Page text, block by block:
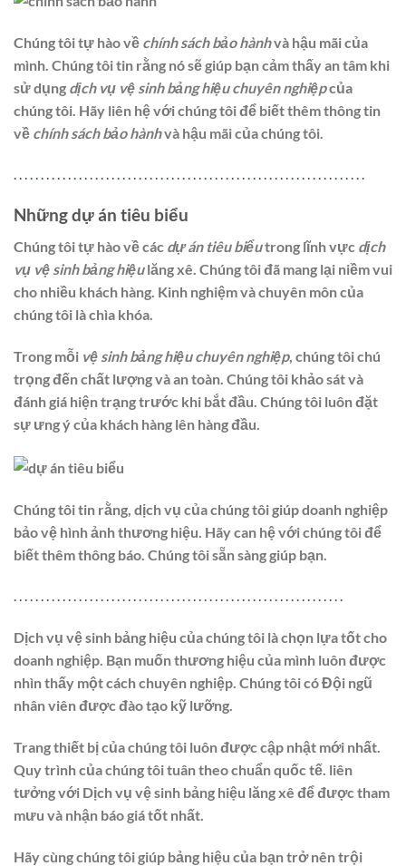
Chúng tôi tự hào về chính sách bảo hànhvà hậu mãi của
mình. Chúng tôi tin rằng nó sẽ giúp bạn cảm thấy an tâm khi
sử dụng dịch vụ vệ sinh bảng hiệu chuyên nghiệpcủa
chúng tôi. Hãy liên hệ với chúng tôi để biết thêm thông tin
về chính sách bảo hànhvà hậu mãi của chúng tôi.
.................................................................
Những dự án tiêu biểu
Chúng tôi tự hào về các dự án tiêu biểutrong lĩnh vực dịch
vụ vệ sinh bảng hiệulăng xê. Chúng tôi đã mang lại niềm vui
cho nhiều khách hàng. Kinh nghiệm và chuyên môn của
chúng tôi là chìa khóa.
Trong mỗi vệ sinh bảng hiệu chuyên nghiệp, chúng tôi chú
trọng đến chất lượng và an toàn. Chúng tôi khảo sát và
đánh giá hiện trạng trước khi bắt đầu. Chúng tôi luôn đặt
sự ưng ý của khách hàng lên hàng đầu.
Chúng tôi tin rằng, dịch vụ của chúng tôi giúp doanh nghiệp
bảo vệ hình ảnh thương hiệu. Hãy can hệ với chúng tôi để
biết thêm thông báo. Chúng tôi sẵn sàng giúp bạn.
.............................................................
Dịch vụ vệ sinh bảng hiệu của chúng tôi là chọn lựa tốt cho
doanh nghiệp. Bạn muốn thương hiệu của mình luôn được
nhìn thấy một cách chuyên nghiệp. Chúng tôi có Đội ngũ
nhân viên được đào tạo kỹ lưỡng.
Trang thiết bị của chúng tôi luôn được cập nhật mới nhất.
Quy trình của chúng tôi tuân theo chuẩn quốc tế. liên
tưởng với Dịch vụ vệ sinh bảng hiệu lăng xê để được tham
mưu và nhận báo giá tốt nhất.
Hãy cùng chúng tôi giúp bảng hiệu của bạn trở nên trội